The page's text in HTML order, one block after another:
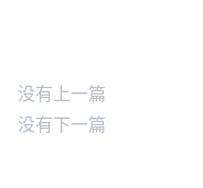
没有上一篇
没有下一篇